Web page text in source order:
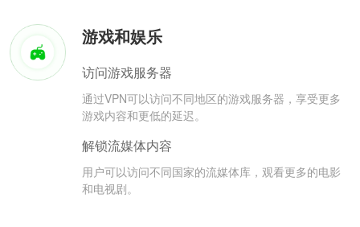
游戏和娱乐
访问游戏服务器
通过VPN可以访问不同地区的游戏服务器，享受更多
游戏内容和更低的延迟。
解锁流媒体内容
用户可以访问不同国家的流媒体库，观看更多的电影
和电视剧。